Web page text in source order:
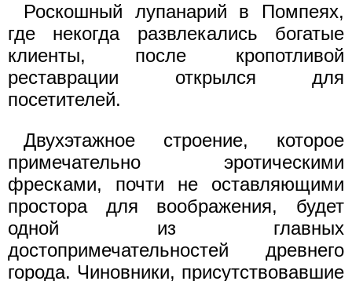
Роскошный лупанарий в Помпеях,
где некогда развлекались богатые
клиенты, после кропотливой
реставрации открылся для
посетителей.
Двухэтажное строение, которое
примечательно эротическими
фресками, почти не оставляющими
простора для воображения, будет
одной из главных
достопримечательностей древнего
города. Чиновники, присутствовавшие